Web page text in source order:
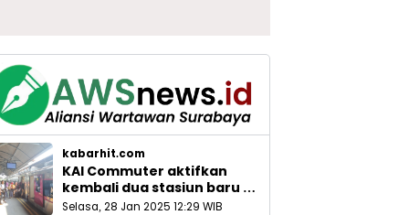
kabarhit.com
KAI Commuter aktifkan
kembali dua stasiun baru di
Sidoarjo_
Selasa, 28 Jan 2025 12:29 WIB